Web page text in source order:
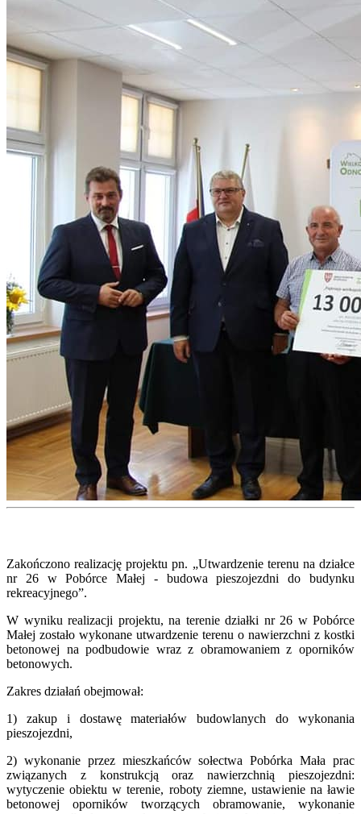
Zakończono realizację projektu pn. „Utwardzenie terenu na działce
nr 26 w Pobórce Małej - budowa pieszojezdni do budynku
rekreacyjnego”.
W wyniku realizacji projektu, na terenie działki nr 26 w Pobórce
Małej zostało wykonane utwardzenie terenu o nawierzchni z kostki
betonowej na podbudowie wraz z obramowaniem z oporników
betonowych.
Zakres działań obejmował:
1) zakup i dostawę materiałów budowlanych do wykonania
pieszojezdni,
2) wykonanie przez mieszkańców sołectwa Pobórka Mała prac
związanych z konstrukcją oraz nawierzchnią pieszojezdni:
wytyczenie obiektu w terenie, roboty ziemne, ustawienie na ławie
betonowej oporników tworzących obramowanie, wykonanie